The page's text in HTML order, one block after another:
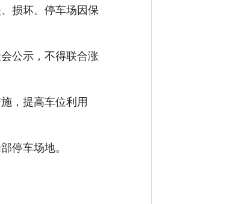
损坏。停车场因保
公示，不得联合涨
，提高车位利用
停车场地。